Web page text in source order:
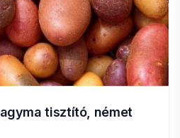
tisztító, német